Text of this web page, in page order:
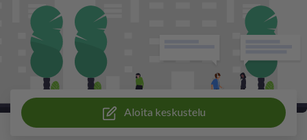
Aloita keskustelu